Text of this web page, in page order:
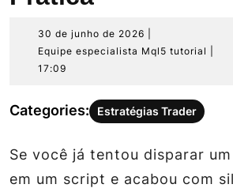
30 de junho de 2026
de
2026
Equipe especialista Mql5 tutorial
17:09
Categories: Estratégias Trader
Se você já tentou disparar
em um script e acabou com